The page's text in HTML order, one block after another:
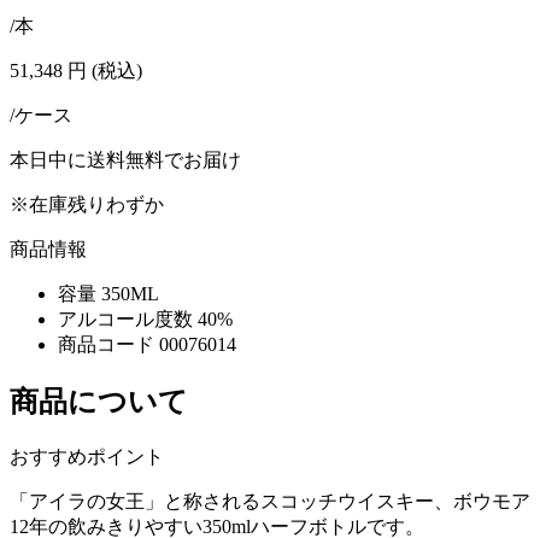
/本
51,348 円 (税込)
/ケース
本日中に送料無料でお届け
※在庫残りわずか
商品情報
容量 350ML
アルコール度数 40%
商品コード 00076014
商品について
おすすめポイント
「アイラの女王」と称されるスコッチウイスキー、ボウモア
12年の飲みきりやすい350mlハーフボトルです。